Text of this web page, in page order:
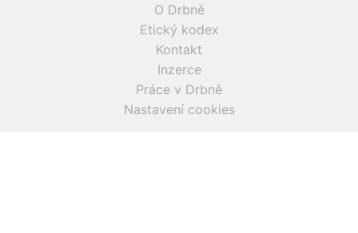
O Drbně
Etický kodex
Kontakt
Inzerce
Práce v Drbně
Nastavení cookies